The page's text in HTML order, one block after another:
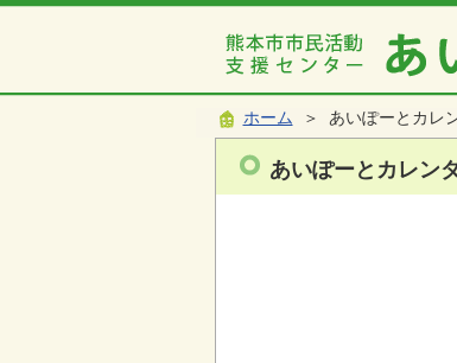
ホーム ＞ あいぽーとカレ
あいぽーとカレン